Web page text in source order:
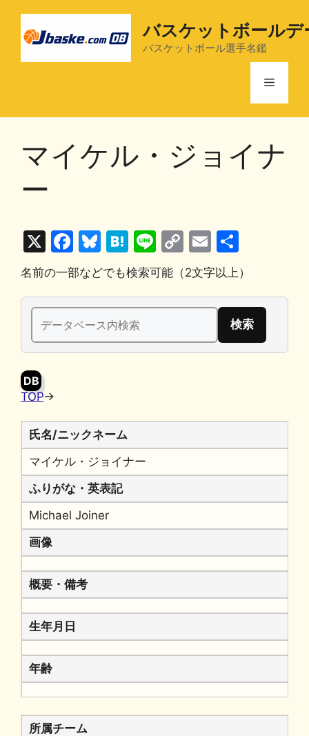
バスケットボールデ
バスケットボール選手名鑑
メ
マイケル・ジョイナ
ー
X
F
a
c
e
b
o
Bl
u
e
s
k
y
H
at
e
n
a
Li
n
e
C
o
p
y
n
E
m
ai
l
有
名前の一部などでも検索可能（2文字以上）
検
索:
DB
TOP→
氏名/ニックネーム
マイケル・ジョイナー
ふりがな・英表記
Michael Joiner
画像
概要・備考
生年月日
年齢
所属チーム